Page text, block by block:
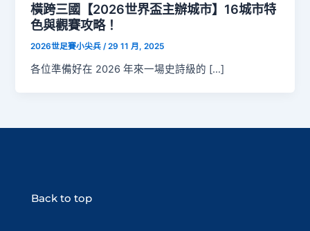
橫跨三國【2026世界盃主辦城市】16城市特
色與觀賽攻略！
2026世足賽小尖兵/29 11 月, 2025
各位準備好在 2026 年來一場史詩級的 […]
Back to top